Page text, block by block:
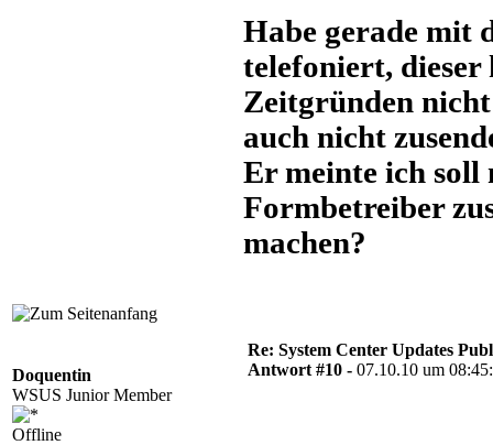
Habe gerade mit
telefoniert, dieser
Zeitgründen
auch nicht
Er meinte ich soll
Formbetreiber
machen?
Doquentin
WSUS Junior Member
Offline
Re: System Center Updates
Antwort #10 - 07.10.10 um